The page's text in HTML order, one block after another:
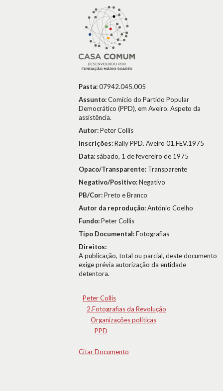
Pasta:07942.045.005
Assunto:Comício do Partido Popular
Democrático (PPD), em Aveiro. Aspeto da
assistência.
Autor:Peter Collis
Inscrições:Rally PPD. Aveiro 01.FEV.1975
Data: sábado, 1 de fevereiro de 1975
Opaco/Transparente: Transparente
Negativo/Positivo:Negativo
PB/Cor:Preto e Branco
Autor da reprodução:António Coelho
Fundo:Peter Collis
Tipo Documental:Fotografias
Direitos:
A publicação, total ou parcial, deste documento
exige prévia autorização da entidade
detentora.
Peter Collis
2.Fotografias da Revolução
Organizações políticas
PPD
Citar Documento